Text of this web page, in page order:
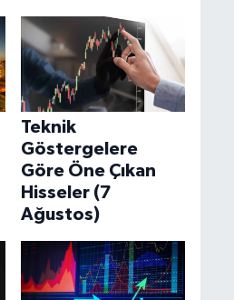
Teknik
Göstergelere
Göre Öne Çıkan
Hisseler (7
Ağustos)